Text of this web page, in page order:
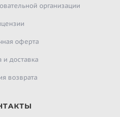
организации
оферта
и доставка
возврата